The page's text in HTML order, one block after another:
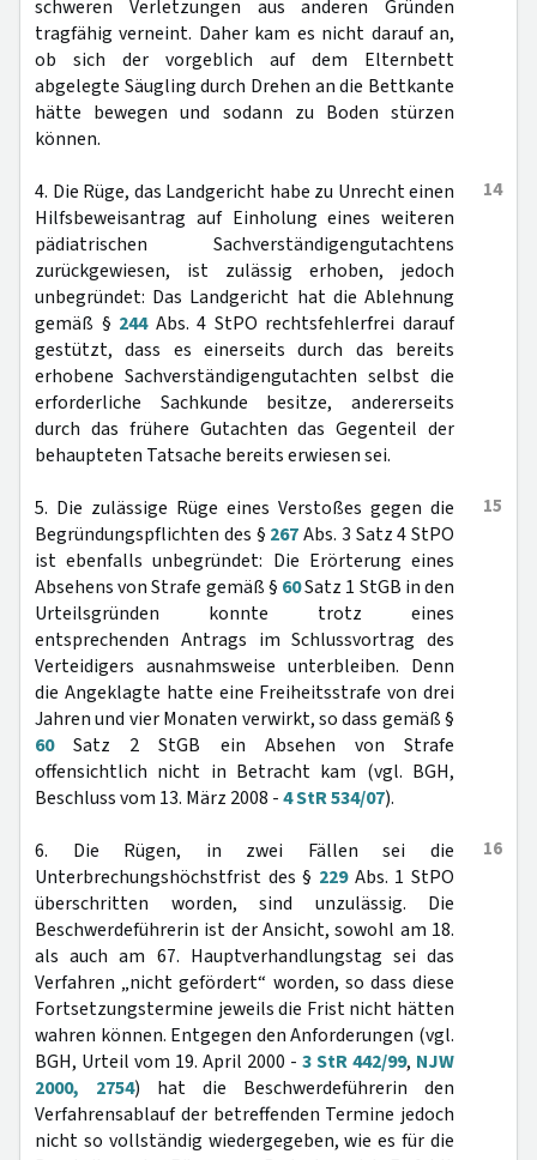
schweren Verletzungen aus anderen Gründen
tragfähig verneint. Daher kam es nicht darauf an,
ob sich der vorgeblich auf dem Elternbett
abgelegte Säugling durch Drehen an die Bettkante
hätte bewegen und sodann zu Boden stürzen
können.
14
4. Die Rüge, das Landgericht habe zu Unrecht einen
Hilfsbeweisantrag auf Einholung eines weiteren
pädiatrischen Sachverständigengutachtens
zurückgewiesen, ist zulässig erhoben, jedoch
unbegründet: Das Landgericht hat die Ablehnung
gemäß § 244Abs. 4 StPO rechtsfehlerfrei darauf
gestützt, dass es einerseits durch das bereits
erhobene Sachverständigengutachten selbst die
erforderliche Sachkunde besitze, andererseits
durch das frühere Gutachten das Gegenteil der
behaupteten Tatsache bereits erwiesen sei.
15
5. Die zulässige Rüge eines Verstoßes gegen die
Begründungspflichten des § 267Abs. 3 Satz 4 StPO
ist ebenfalls unbegründet: Die Erörterung eines
Absehens von Strafe gemäß § 60Satz 1 StGB in den
Urteilsgründen konnte trotz eines
entsprechenden Antrags im Schlussvortrag des
Verteidigers ausnahmsweise unterbleiben. Denn
die Angeklagte hatte eine Freiheitsstrafe von drei
Jahren und vier Monaten verwirkt, so dass gemäß §
60Satz 2 StGB ein Absehen von Strafe
offensichtlich nicht in Betracht kam (vgl. BGH,
Beschluss vom 13. März 2008 -4 StR 534/07).
16
6. Die Rügen, in zwei Fällen sei die
Unterbrechungshöchstfrist des § 229Abs. 1 StPO
überschritten worden, sind unzulässig. Die
Beschwerdeführerin ist der Ansicht, sowohl am 18.
als auch am 67. Hauptverhandlungstag sei das
Verfahren „nicht gefördert“ worden, so dass diese
Fortsetzungstermine jeweils die Frist nicht hätten
wahren können. Entgegen den Anforderungen (vgl.
BGH, Urteil vom 19. April 2000 - 3 StR 442/99, NJW
2000, 2754) hat die Beschwerdeführerin den
Verfahrensablauf der betreffenden Termine jedoch
nicht so vollständig wiedergegeben, wie es für die